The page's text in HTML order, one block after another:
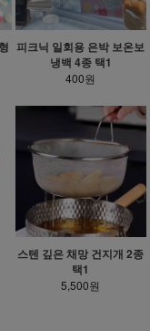
피크닉 일회용 은박 보온보
냉백 4종 택1
400원
스텐 깊은 채망 건지개 2종
택1
5,500원